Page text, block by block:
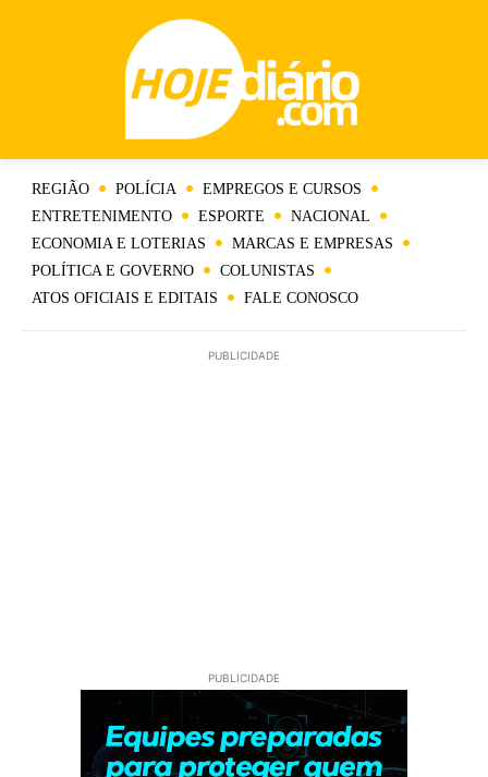
REGIÃO POLÍCIA
EMPREGOS E CURSOS
ENTRETENIMENTO
ESPORTE
NACIONAL
ECONOMIA E LOTERIAS
MARCAS E EMPRESAS
POLÍTICA E GOVERNO
COLUNISTAS
ATOS OFICIAIS E EDITAIS
FALE CONOSCO
PUBLICIDADE
PUBLICIDADE